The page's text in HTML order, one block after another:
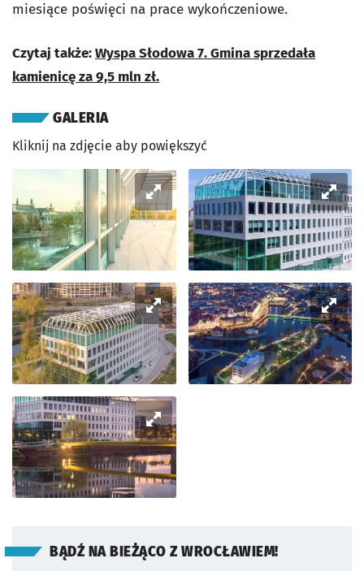
miesiące poświęci na prace wykończeniowe.
Czytaj także:Wyspa Słodowa 7. Gmina sprzedała
kamienicę za 9,5 mln zł.
GALERIA
Kliknij na zdjęcie aby powiększyć
BĄDŹ NA BIEŻĄCO Z WROCŁAWIEM!